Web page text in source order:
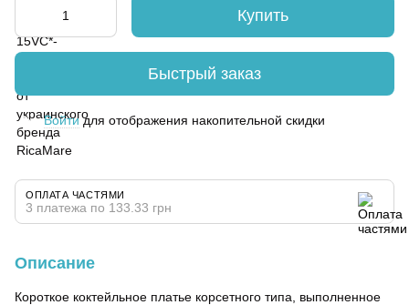
Купить
Быстрый заказ
% Войтидля отображения накопительной скидки
ОПЛАТА ЧАСТЯМИ
3 платежа по 133.33 грн
Описание
Короткое коктейльное платье корсетного типа, выполненное